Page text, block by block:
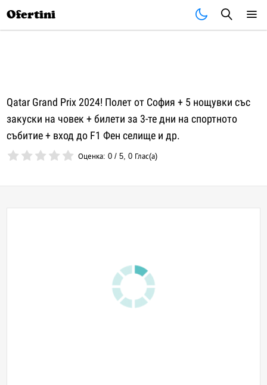
Ofertini
Qatar Grand Prix 2024! Полет от София + 5 нощувки със
закуски на човек + билети за 3-те дни на спортното
събитие + вход до F1 Фен селище и др.
Оценка:0 /5,0 Глас(а)